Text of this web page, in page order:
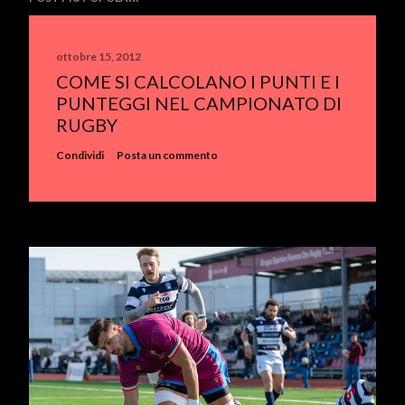
ottobre 15, 2012
COME SI CALCOLANO I PUNTI E I
PUNTEGGI NEL CAMPIONATO DI
RUGBY
Condividi Posta un commento